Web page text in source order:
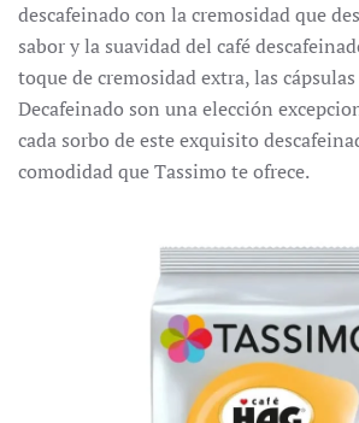
descafeinado con la cremosidad que
sabor y la suavidad del café
toque de cremosidad extra, las cápsulas
Decafeinado son una elección
cada sorbo de este exquisito
comodidad que Tassimo te ofrece.